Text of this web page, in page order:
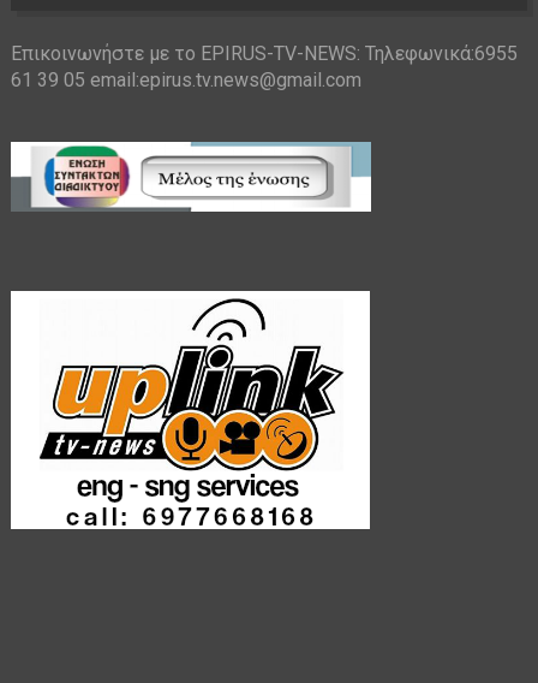
Επικοινωνήστε με το EPIRUS-TV-NEWS: Τηλεφωνικά:6955
61 39 05 email:epirus.tv.news@gmail.com